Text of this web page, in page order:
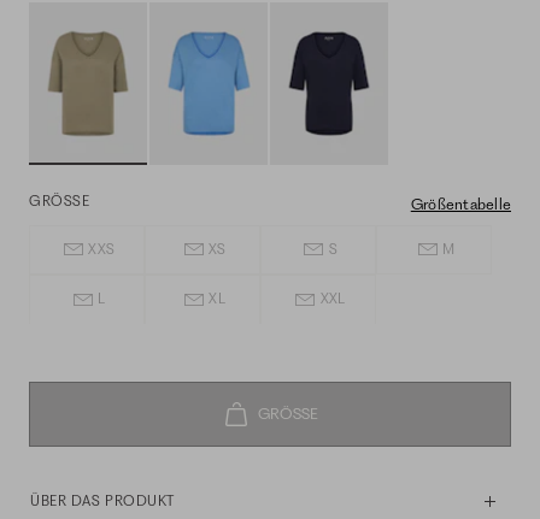
GRÖSSE Größentabelle
XXS XS S M
L XL XXL
ÜBER DAS PRODUKT